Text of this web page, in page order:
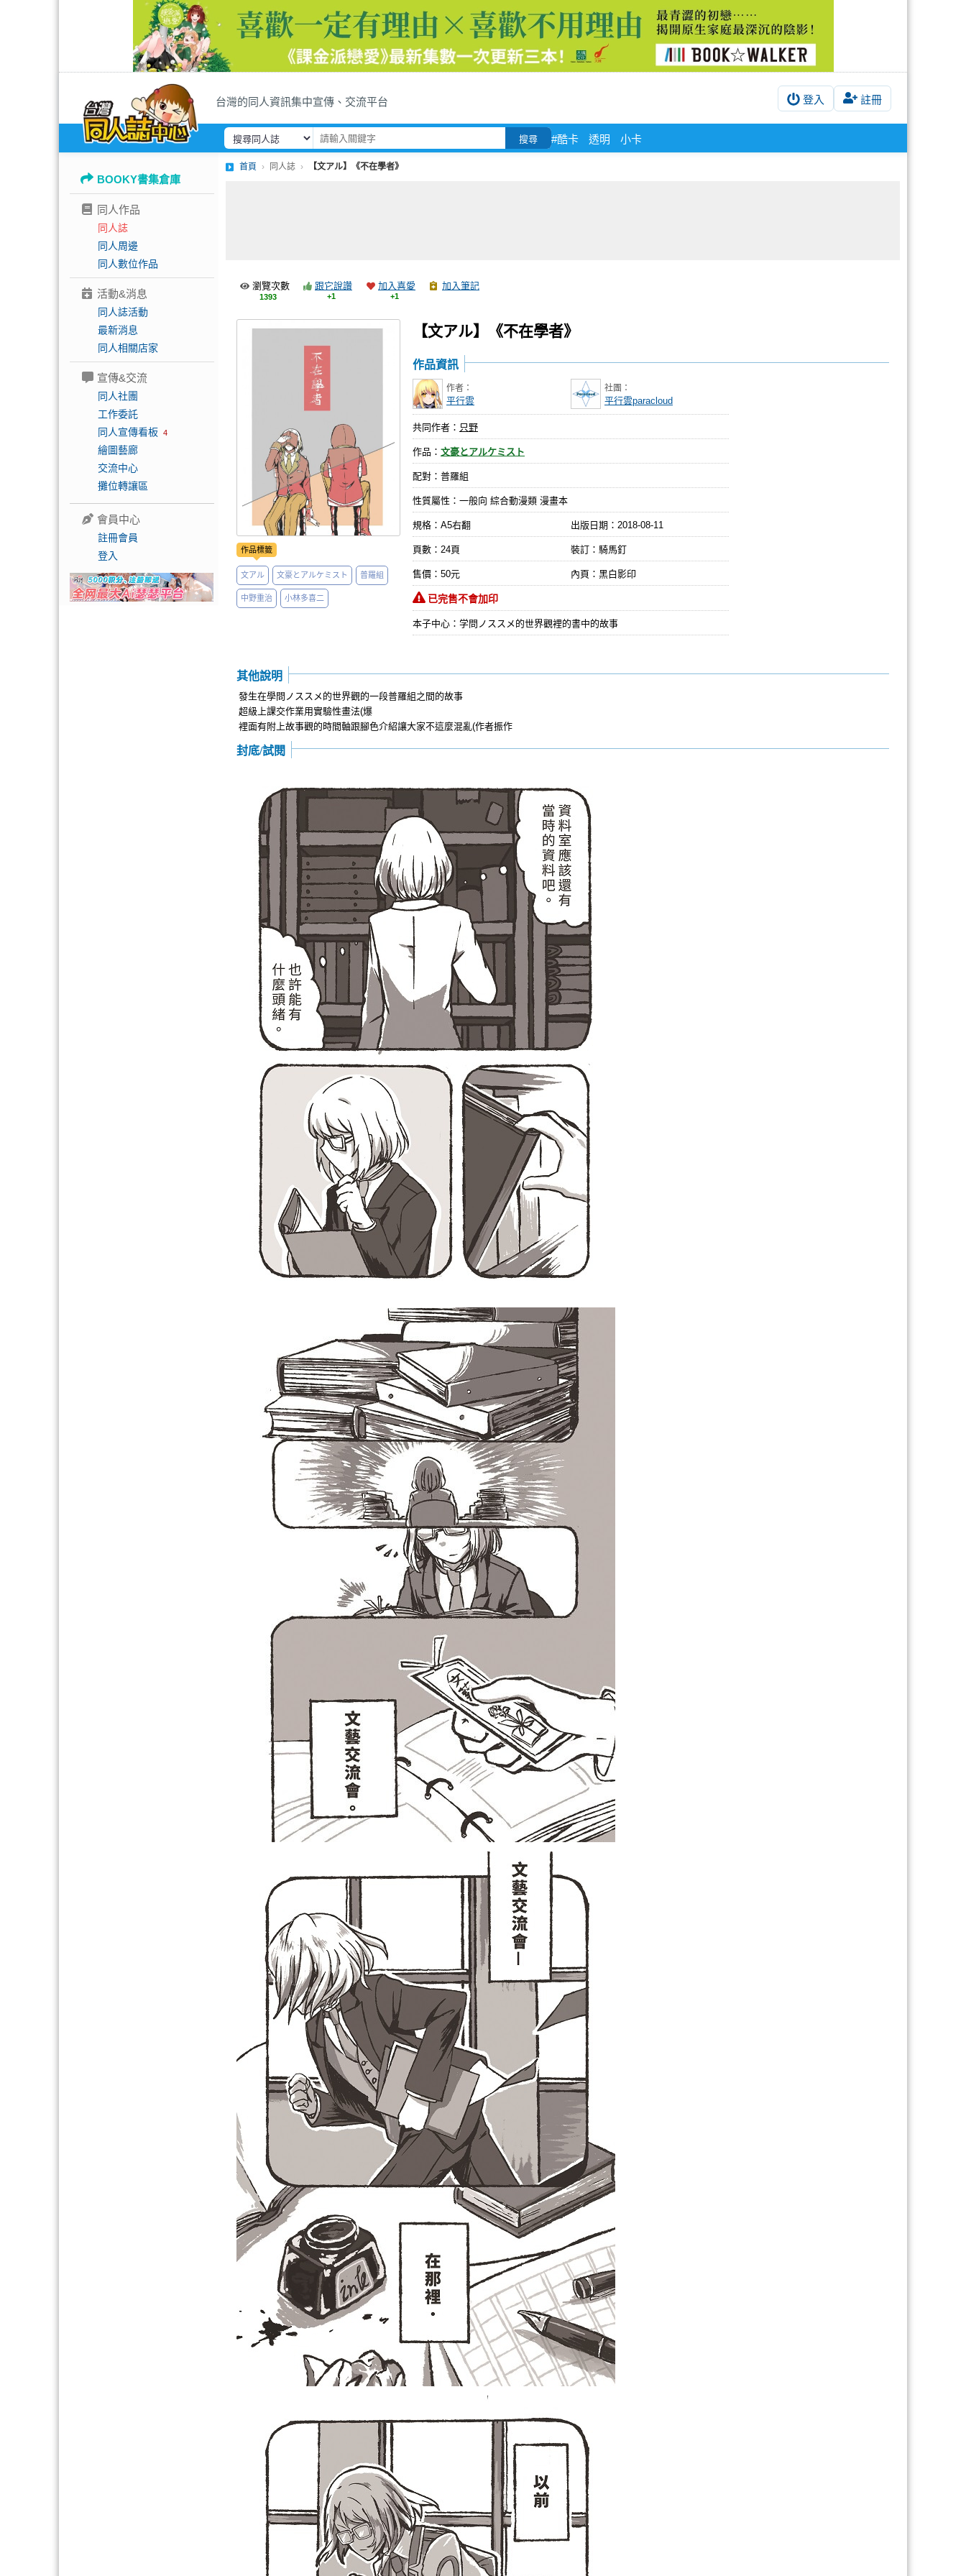
台灣的同人資訊集中宣傳、交流平台 登入 註冊
搜尋 #酷卡 透明 小卡
BOOKY書集倉庫
同人作品
同人誌
同人周邊
同人數位作品
活動&消息
同人誌活動
最新消息
同人相關店家
宣傳&交流
同人社團
工作委託
同人宣傳看板 4
繪圖藝廊
交流中心
攤位轉讓區
會員中心
註冊會員
登入
首頁 同人誌 【文アル】《不在學者》
瀏覽次數
1393
跟它說讚
+1
加入喜愛
+1
加入筆記
【文アル】《不在學者》
作品標籤
文アル 文豪とアルケミスト 普羅組
中野重治 小林多喜二
作品資訊
作者：
平行雲
社團：
平行雲paracloud
共同作者： 只野
作品： 文豪とアルケミスト
配對：普羅組
性質屬性：一般向 綜合動漫類 漫畫本
規格：A5右翻 出版日期： 2018-08-11
頁數：24頁 裝訂：騎馬釘
售價：50元 內頁：黑白影印
已完售不會加印
本子中心：学問ノススメ的世界觀裡的書中的故事
其他說明
發生在學問ノススメ的世界觀的一段普羅組之間的故事
超級上課交作業用實驗性畫法(爆
裡面有附上故事觀的時間軸跟腳色介紹讓大家不這麼混亂(作者振作
封底/試閱